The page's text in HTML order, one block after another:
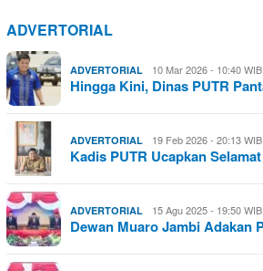
ADVERTORIAL
ADVERTORIAL 10 Mar 2026 - 10:40 WIB
Hingga Kini, Dinas PUTR
ADVERTORIAL 19 Feb 2026 - 20:13 WIB
Kadis PUTR Ucapkan
ADVERTORIAL 15 Agu 2025 - 19:50 WIB
Dewan Muaro Jambi Adakan